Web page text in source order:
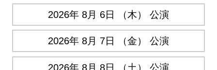
2026年 8月 6日 （木） 公演
2026年 8月 7日 （金） 公演
2026年 8月 8日 （土） 公演